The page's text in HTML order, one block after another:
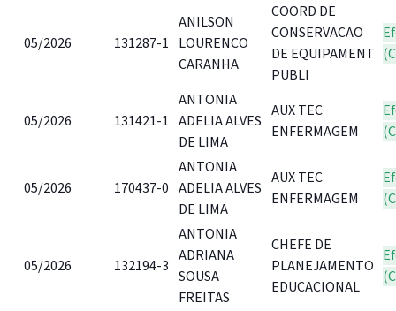
05/2026 131287-1
ANILSON
LOURENCO
CARANHA
COORD DE
CONSERVACAO
DE EQUIPAMENT
PUBLI
05/2026 131421-1
ANTONIA
ADELIA ALVES
DE LIMA
AUX TEC
ENFERMAGEM
05/2026 170437-0
ANTONIA
ADELIA ALVES
DE LIMA
AUX TEC
ENFERMAGEM
05/2026 132194-3
ANTONIA
ADRIANA
SOUSA
FREITAS
CHEFE DE
PLANEJAMENTO
EDUCACIONAL